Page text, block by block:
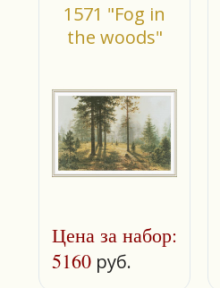
1571 "Fog in
the woods"
Цена за набор:
5160 руб.